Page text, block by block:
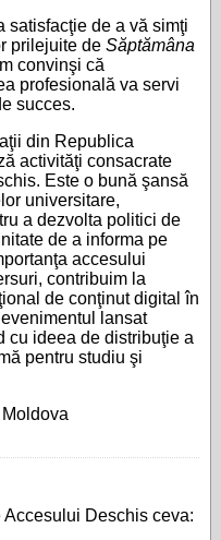
satisfacţie de a vă simţi
prilejuite de Săptămâna
convinşi că
profesională va servi
succes.
din Republica
activităţi consacrate
Este o bună şansă
universitare,
a dezvolta politici de
de a informa pe
accesului
contribuim la
de conţinut digital în
lansat
cu ideea de distribuţie a
pentru studiu şi
Deschis ceva: